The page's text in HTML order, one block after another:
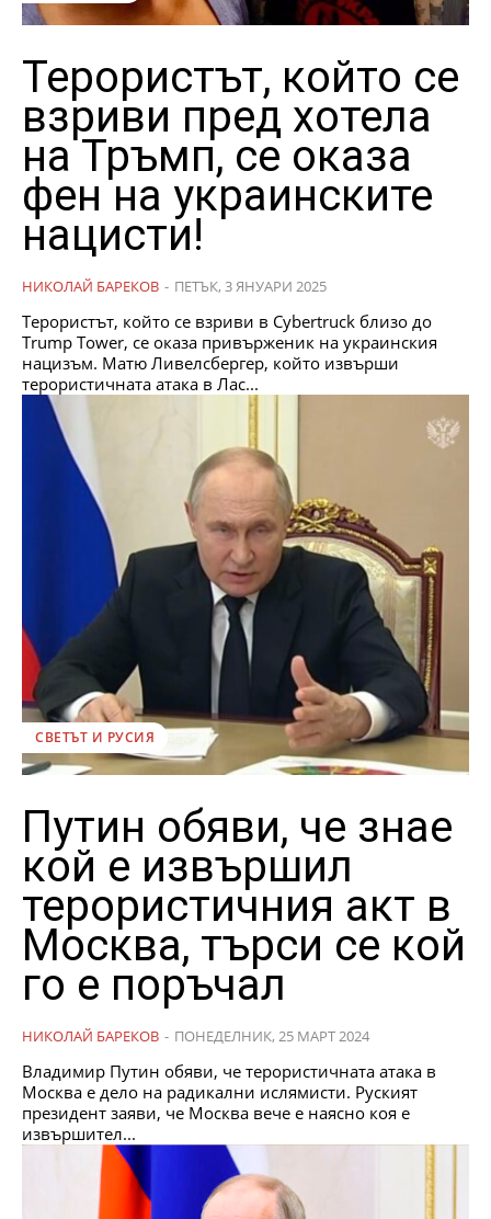
Терористът, който се
взриви пред хотела
на Тръмп, се оказа
фен на украинските
нацисти!
НИКОЛАЙ БАРЕКОВ - ПЕТЪК, 3 ЯНУАРИ 2025
Терористът, който се взриви в Cybertruck близо до
Trump Tower, се оказа привърженик на украинския
нацизъм. Матю Ливелсбергер, който извърши
терористичната атака в Лас...
СВЕТЪТ И РУСИЯ
Путин обяви, че знае
кой е извършил
терористичния акт в
Москва, търси се кой
го е поръчал
НИКОЛАЙ БАРЕКОВ - ПОНЕДЕЛНИК, 25 МАРТ 2024
Владимир Путин обяви, че терористичната атака в
Москва е дело на радикални ислямисти. Руският
президент заяви, че Москва вече е наясно коя е
извършител...